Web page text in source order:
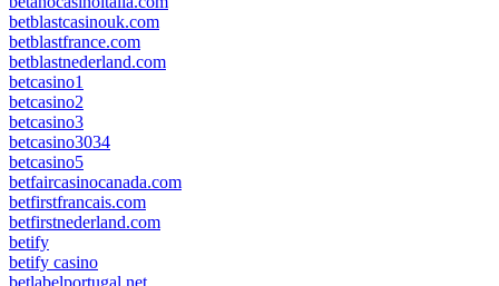
betblastcasinouk.com
betblastfrance.com
betblastnederland.com
betcasino1
betcasino2
betcasino3
betcasino3034
betcasino5
betfaircasinocanada.com
betfirstfrancais.com
betfirstnederland.com
betify
betify casino
betlabelportugal.net